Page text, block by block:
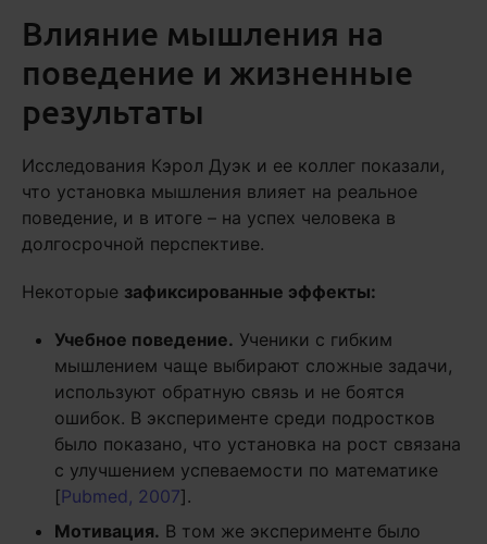
Влияние мышления на
поведение и жизненные
результаты
Исследования Кэрол Дуэк и ее коллег показали,
что установка мышления влияет на реальное
поведение, и в итоге – на успех человека в
долгосрочной перспективе.
Некоторые зафиксированные эффекты:
Учебное поведение. Ученики с гибким
мышлением чаще выбирают сложные задачи,
используют обратную связь и не боятся
ошибок. В эксперименте среди подростков
было показано, что установка на рост связана
с улучшением успеваемости по математике
[Pubmed, 2007].
Мотивация. В том же эксперименте было